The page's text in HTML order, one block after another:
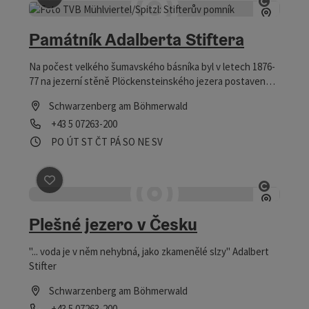
otevřít
Označit příspěvek: Památník Adalberta Stiftera
Památník Adalberta Stiftera
Na počest velkého šumavského básníka byl v letech 1876-
77 na jezerní stěně Plöckensteinského jezera postaven
Schwarzenberg am Böhmerwald
telefon
+43 5 07263-200
Otevírací doba
PO Otevřeno v pondělí
ÚT Otevřeno v úterý
ST Otevřeno ve středu
ČT Otevřeno ve čtvrtek
PÁOtevřeno v pátek
SO Otevřeno v sobotu
NEOtevřeno v neděli
SVOtevřeno o svátcích
otevřít
Označit příspěvek
Plešné jezero v Česku
"... voda je v něm nehybná, jako zkamenělé slzy" Adalbert
Stifter
Schwarzenberg am Böhmerwald